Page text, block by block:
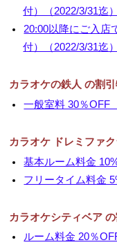
付）（2022/3/31迄）
20:00以降にご入店
付）（2022/3/31迄）
カラオケの鉄人 の割
一般室料 30％OFF
カラオケ ドレミファ
基本ルーム料金
フリータイム料金
カラオケシティベア
ルーム料金 20％